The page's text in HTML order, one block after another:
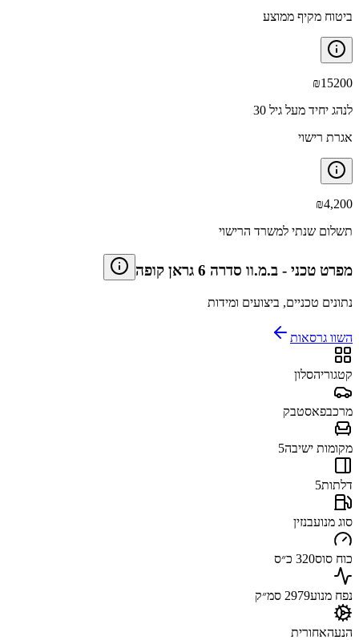
ביטוח מקיף ממוצע
₪15200
לנהג יחיד מעל גיל 30
אגרת רישוי
₪4,200
תשלום שנתי למשרד הרישוי
מפרט טכני - ב.מ.וו סדרה 6 גראן קופה
נתונים טכניים, ביצועים ומידות
השוו גרסאות
קטגוריהסלון
מרכבפאסטבק
מקומות ישיבה5
דלתות5
סוג מנועבנזין
כוח סוס320 כ״ס
נפח מנוע2979 סמ״ק
הנעהאחורית